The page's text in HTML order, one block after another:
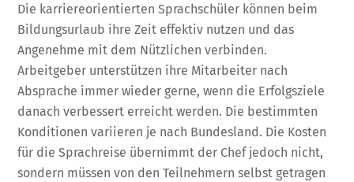
Die karriereorientierten Sprachschüler können beim
Bildungsurlaub ihre Zeit effektiv nutzen und das
Angenehme mit dem Nützlichen verbinden.
Arbeitgeber unterstützen ihre Mitarbeiter nach
Absprache immer wieder gerne, wenn die Erfolgsziele
danach verbessert erreicht werden. Die bestimmten
Konditionen variieren je nach Bundesland. Die Kosten
für die Sprachreise übernimmt der Chef jedoch nicht,
sondern müssen von den Teilnehmern selbst getragen